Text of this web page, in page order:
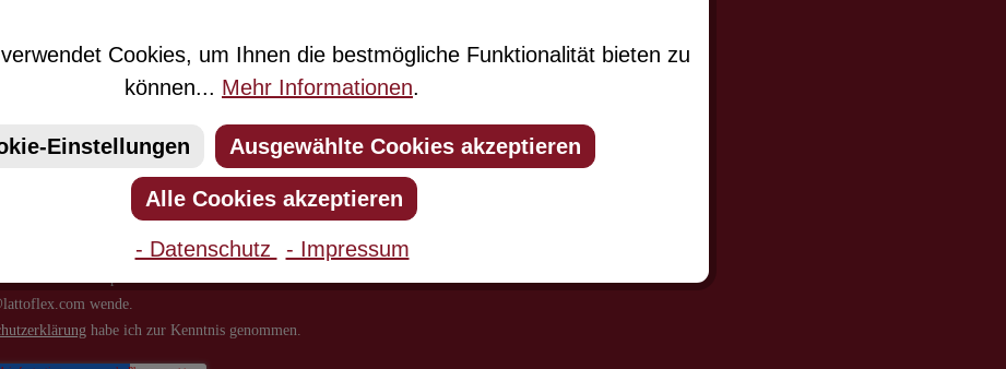
Cookies, um Ihnen die bestmögliche Funktionalität bieten zu
können... Mehr Informationen.
Einstellungen Ausgewählte Cookies akzeptieren
Alle Cookies akzeptieren
- Datenschutz - Impressum